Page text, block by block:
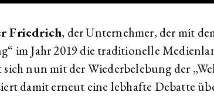
Friedrich, der Unternehmer, der mit
im Jahr 2019 die traditionelle
sich nun mit der Wiederbelebung der
damit erneut eine lebhafte Debatte